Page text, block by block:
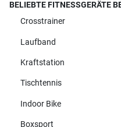
BELIEBTE FITNESSGERÄTE
Crosstrainer
Laufband
Kraftstation
Tischtennis
Indoor Bike
Boxsport